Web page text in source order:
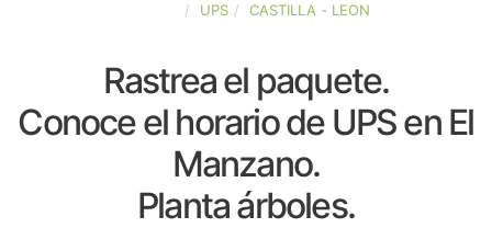
UPS CASTILLA - LEON
Rastrea el paquete.
Conoce el horario de UPS en El
Manzano.
Planta árboles.